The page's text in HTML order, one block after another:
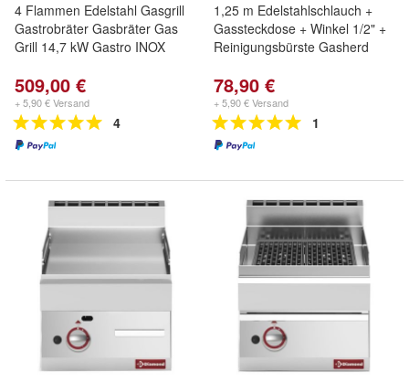
4 Flammen Edelstahl Gasgrill
Gastrobräter Gasbräter Gas
Grill 14,7 kW Gastro INOX
509,00 €
+ 5,90 € Versand
4
1,25 m Edelstahlschlauch +
Gassteckdose + Winkel 1/2" +
Reinigungsbürste Gasherd
78,90 €
+ 5,90 € Versand
1